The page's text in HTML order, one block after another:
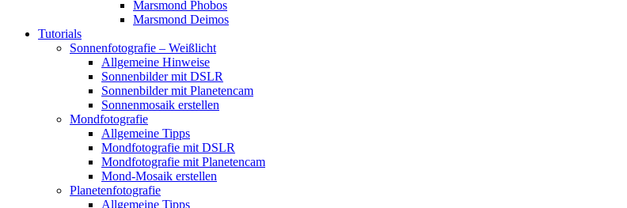
Marsmond Phobos
Marsmond Deimos
Tutorials
Sonnenfotografie – Weißlicht
Allgemeine Hinweise
Sonnenbilder mit DSLR
Sonnenbilder mit Planetencam
Sonnenmosaik erstellen
Mondfotografie
Allgemeine Tipps
Mondfotografie mit DSLR
Mondfotografie mit Planetencam
Mond-Mosaik erstellen
Planetenfotografie
Allgemeine Tipps